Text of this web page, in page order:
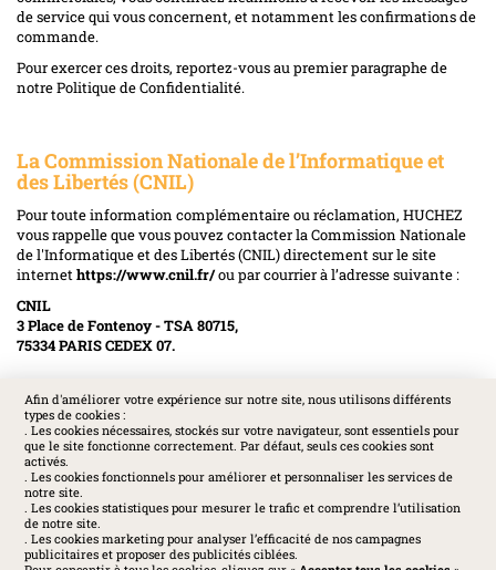
Afin d'améliorer votre expérience sur notre site, nous utilisons différents
types de cookies :
. Les cookies nécessaires, stockés sur votre navigateur, sont essentiels pour
que le site fonctionne correctement. Par défaut, seuls ces cookies sont
activés.
. Les cookies fonctionnels pour améliorer et personnaliser les services de
notre site.
. Les cookies statistiques pour mesurer le trafic et comprendre l’utilisation
de notre site.
. Les cookies marketing pour analyser l’efficacité de nos campagnes
publicitaires et proposer des publicités ciblées.
de service qui vous concernent, et notamment les confirmations de
commande.
Pour exercer ces droits, reportez-vous au premier paragraphe de
notre Politique de Confidentialité.
La Commission Nationale de l’Informatique et
des Libertés (CNIL)
Pour toute information complémentaire ou réclamation, HUCHEZ
vous rappelle que vous pouvez contacter la Commission Nationale
de l'Informatique et des Libertés (CNIL) directement sur le site
internethttps://www.cnil.fr/ou par courrier à l’adresse suivante :
CNIL
3 Place de Fontenoy - TSA 80715,
75334 PARIS CEDEX 07.
SOCIAL